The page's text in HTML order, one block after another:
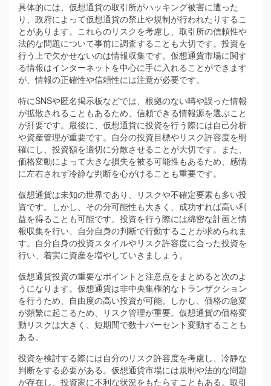
具体的には、仮想通貨の取引所がハッキング被害に遭った
り、政府によって仮想通貨の禁止や規制が行われたりするこ
とがあります。これらのリスクを考慮し、取引所の信頼性や
法的な問題について事前に調査することも大切です。投資を
行う上で欠かせないのは情報収集です。仮想通貨市場に関す
る情報はインターネットを中心に手に入れることができます
が、情報の正確性や信頼性には注意が必要です。
特にSNSや匿名掲示板などでは、根拠のない噂や誤った情報
が拡散されることもあるため、信頼できる情報源を選ぶこと
が肝要です。最後に、仮想通貨に投資を行う際には自己分析
や資産管理が重要です。自分の投資目標やリスク許容度を明
確にし、投資額を適切に分散させることが大切です。また、
価格変動によって大きな損失を被る可能性もあるため、感情
に左右されず冷静な判断を心がけることも重要です。
仮想通貨は未知の世界であり、リスクや不確定要素も多い投
資です。しかし、その分可能性も大きく、成功すれば高い利
益を得ることも可能です。投資を行う際には綿密な計画と情
報収集を行い、自分自身の判断で行動することが求められま
す。自分自身の投資スタイルやリスク許容度に合った投資を
行い、着実に資産を増やしていきましょう。
仮想通貨投資の重要なポイントと注意点をまとめると次のよ
うになります。仮想通貨は非中央集権的なトランザクション
を行うため、自由度の高い投資が可能。しかし、価格の急変
が頻繁に起こるため、リスク管理が重要。仮想通貨の価格変
動リスクは大きく、短期間で数十パーセント変動することも
ある。
投資を検討する際には自分のリスク許容度を考慮し、冷静な
判断をする必要がある。仮想通貨市場には規制や法的な問題
が存在し、投資家に不利な状況をもたらすこともある。取引